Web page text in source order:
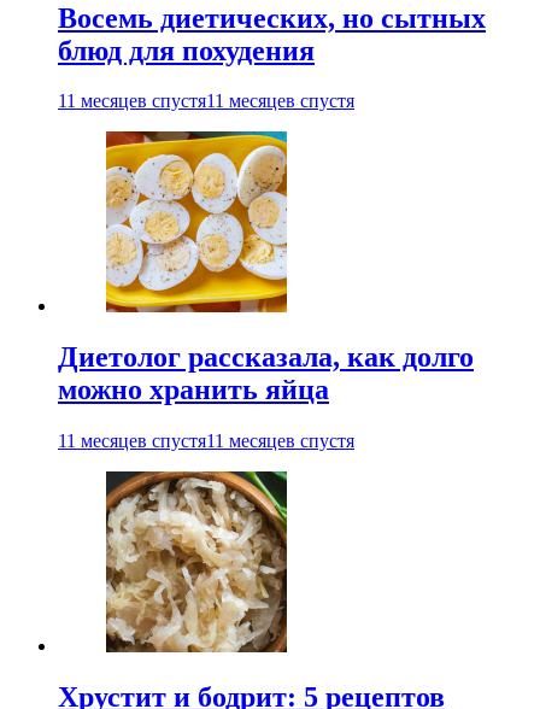
Восемь диетических, но сытных
блюд для похудения
11 месяцев спустя11 месяцев спустя
Диетолог рассказала, как долго
можно хранить яйца
11 месяцев спустя11 месяцев спустя
Хрустит и бодрит: 5 рецептов